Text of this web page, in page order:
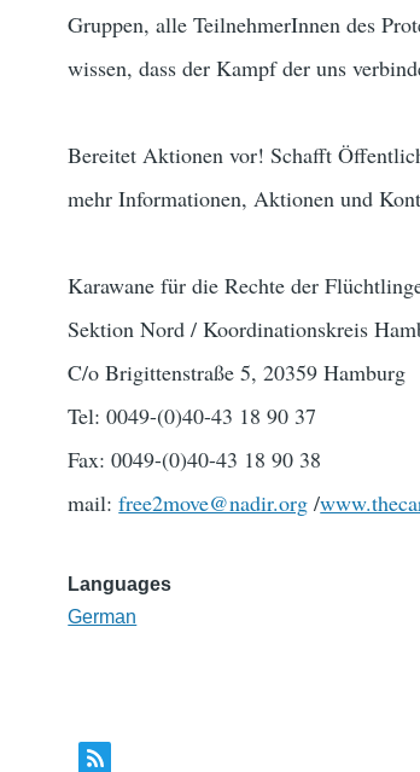
Gruppen, alle TeilnehmerInnen des
wissen, dass der Kampf der uns
Bereitet Aktionen vor! Schafft
mehr Informationen, Aktionen und
Karawane für die Rechte der
Sektion Nord / Koordinationskreis
C/o Brigittenstraße 5, 20359 Hamburg
Tel: 0049-(0)40-43 18 90 37
Fax: 0049-(0)40-43 18 90 38
mail:free2move@nadir.org /
Languages
German